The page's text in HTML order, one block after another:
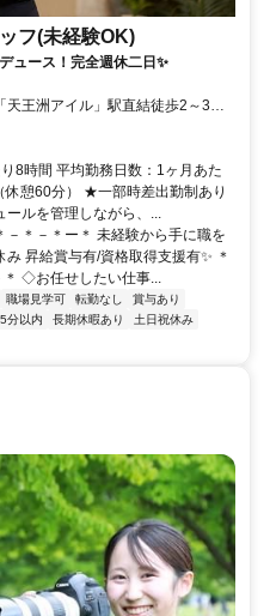
フ(未経験OK)
ュース！完全週休二日✨
王洲アイル」駅直結徒歩2～3
から徒歩5分
8時間 平均勤務日数：1ヶ月あた
憩60分） ★一部時差出勤制あり
ールを管理しながら、...
＊－＊ー＊ 未経験から手に職を
昇給賞与有/資格取得支援有✨ ＊
＊ ◇お任せしたい仕事...
職場見学可 転勤なし
賞与あり
分以内 長期休暇あり
土日祝休み